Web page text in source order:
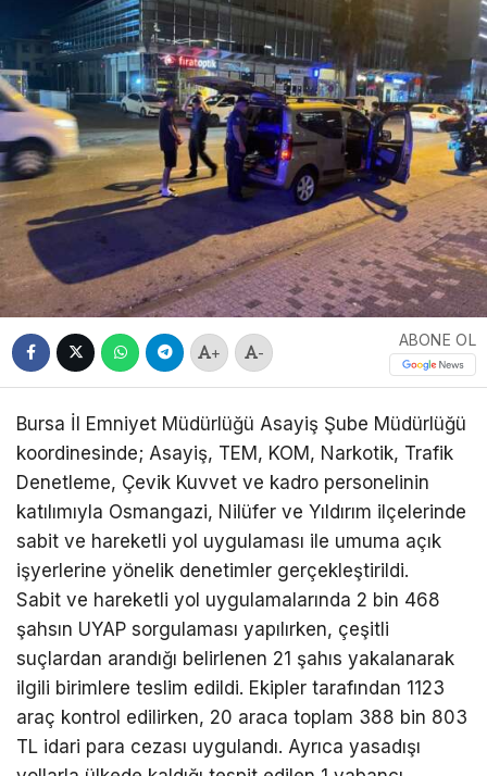
+ -
ABONE OL
Bursa İl Emniyet Müdürlüğü Asayiş Şube Müdürlüğü
koordinesinde; Asayiş, TEM, KOM, Narkotik, Trafik
Denetleme, Çevik Kuvvet ve kadro personelinin
katılımıyla Osmangazi, Nilüfer ve Yıldırım ilçelerinde
sabit ve hareketli yol uygulaması ile umuma açık
işyerlerine yönelik denetimler gerçekleştirildi.
Sabit ve hareketli yol uygulamalarında 2 bin 468
şahsın UYAP sorgulaması yapılırken, çeşitli
suçlardan arandığı belirlenen 21 şahıs yakalanarak
ilgili birimlere teslim edildi. Ekipler tarafından 1123
araç kontrol edilirken, 20 araca toplam 388 bin 803
TL idari para cezası uygulandı. Ayrıca yasadışı